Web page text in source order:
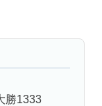
勝1333